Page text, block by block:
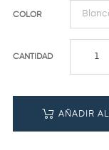
COLOR
CANTIDAD
AÑADIR